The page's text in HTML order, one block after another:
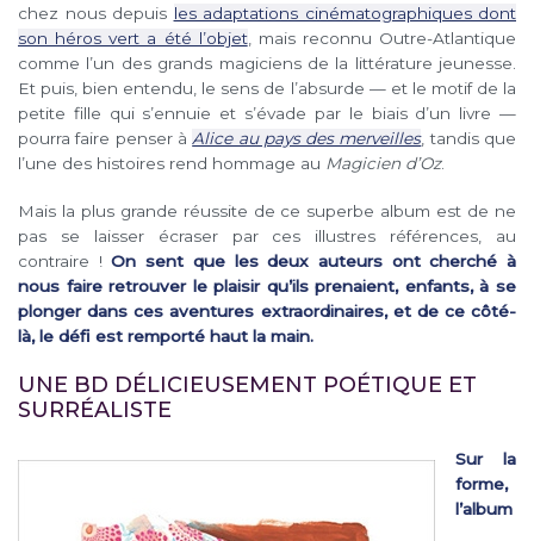
chez nous depuis les adaptations cinématographiques dont
son héros vert a été l’objet, mais reconnu Outre-Atlantique
comme l’un des grands magiciens de la littérature jeunesse.
Et puis, bien entendu, le sens de l’absurde — et le motif de la
petite fille qui s’ennuie et s’évade par le biais d’un livre —
pourra faire penser àAlice au pays des merveilles, tandis que
l’une des histoires rend hommage au Magicien d’Oz.
Mais la plus grande réussite de ce superbe album est de ne
pas se laisser écraser par ces illustres références, au
contraire !On sent que les deux auteurs ont cherché à
nous faire retrouver le plaisir qu’ils prenaient, enfants, à se
plonger dans ces aventures extraordinaires, et de ce côté-
là, le défi est remporté haut la main.
UNE BD DÉLICIEUSEMENT POÉTIQUE ET
SURRÉALISTE
Sur la
forme,
l’album